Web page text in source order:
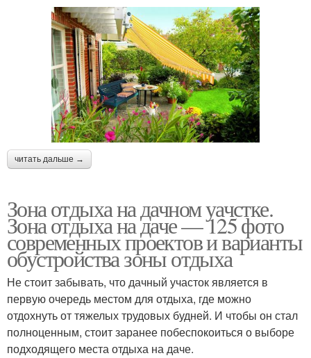
читать дальше →
Зона отдыха на дачном уачстке.
Зона отдыха на даче — 125 фото
современных проектов и варианты
обустройства зоны отдыха
Не стоит забывать, что дачный участок является в
первую очередь местом для отдыха, где можно
отдохнуть от тяжелых трудовых будней. И чтобы он стал
полноценным, стоит заранее побеспокоиться о выборе
подходящего места отдыха на даче.